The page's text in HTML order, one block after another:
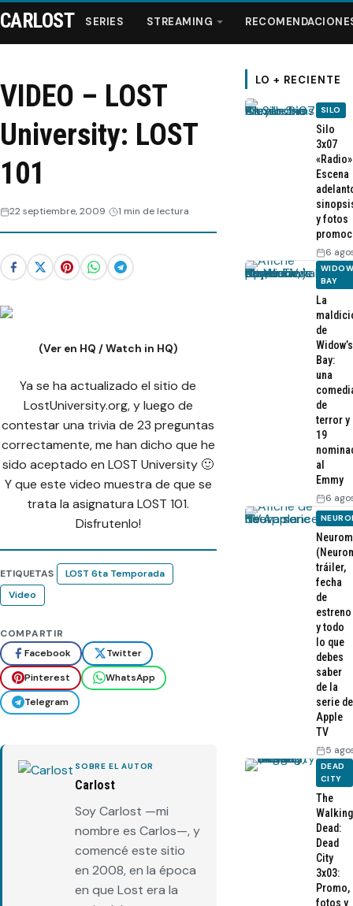
Series
Streaming
Recomendaciones
Videos
CARLOST SERIES STREAMING
VIDEO – LOST
University: LOST
101
22 septiembre, 2009 1 min de lectura
(Ver en HQ / Watch in HQ)
Ya se ha actualizado el sitio de
LostUniversity.org, y luego de
contestar una trivia de 23 preguntas
correctamente, me han dicho que he
sido aceptado en LOST University 🙂
Y que este video muestra de que se
trata la asignatura LOST 101.
Disfrutenlo!
ETIQUETAS
LOST 6ta Temporada
Video
COMPARTIR
Facebook
Twitter
Pinterest
WhatsApp
Telegram
SOBRE EL AUTOR
Carlost
Soy Carlost —mi
nombre es Carlos—, y
comencé este sitio
en 2008, en la época
en que Lost era la
LO + RECIENTE
SILO
Silo
3x07
Escena
y fotos
6
BAY
La
de
Widow’s
Bay:
una
de
terror y
19
al
Emmy
6
tráiler,
fecha
de
estreno
y todo
lo que
debes
saber
de la
serie de
Apple
TV
5
DEAD
CITY
The
Walking
Dead:
Dead
City
3x03:
Promo,
fotos y